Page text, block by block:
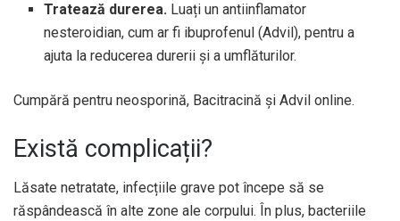
Tratează durerea. Luați un antiinflamator
nesteroidian, cum ar fi ibuprofenul (Advil), pentru a
ajuta la reducerea durerii și a umflăturilor.
Cumpără pentru neosporină, Bacitracină și Advil online.
Există complicații?
Lăsate netratate, infecțiile grave pot începe să se
răspândească în alte zone ale corpului. În plus, bacteriile